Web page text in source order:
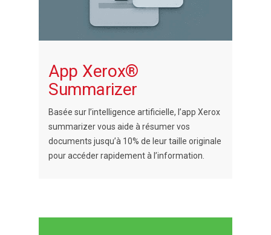
App Xerox®
Summarizer
Basée sur l’intelligence artificielle, l’app Xerox
summarizer vous aide à résumer vos
documents jusqu’à 10% de leur taille originale
pour accéder rapidement à l’information.